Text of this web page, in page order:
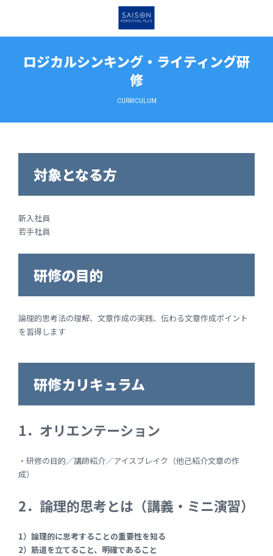
ロジカルシンキング・ライティング研
修
CURRICULUM
対象となる方
新入社員
若手社員
研修の目的
論理的思考法の理解、文章作成の実践、伝わる文章作成ポイント
を習得します
研修カリキュラム
1．オリエンテーション
・研修の目的／講師紹介／アイスブレイク（他己紹介文章の作
成）
2．論理的思考とは（講義・ミニ演習）
1）論理的に思考することの重要性を知る
2）筋道を立てること、明確であること